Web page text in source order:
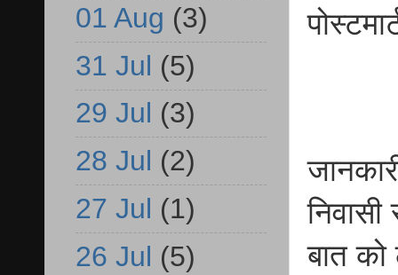
बात को
01 Aug (3)
31 Jul (5)
29 Jul (3)
28 Jul (2)
27 Jul (1)
26 Jul (5)